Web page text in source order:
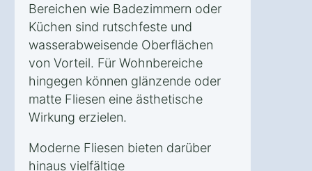
Bereichen wie Badezimmern oder
Küchen sind rutschfeste und
wasserabweisende Oberflächen
von Vorteil. Für Wohnbereiche
hingegen können glänzende oder
matte Fliesen eine ästhetische
Wirkung erzielen.
Moderne Fliesen bieten darüber
hinaus vielfältige